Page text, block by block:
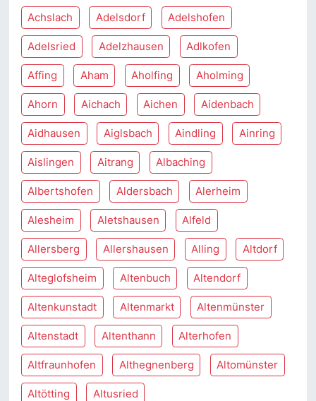
Achslach Adelsdorf Adelshofen
Adelsried Adelzhausen Adlkofen
Affing Aham Aholfing Aholming
Ahorn Aichach Aichen Aidenbach
Aidhausen Aiglsbach Aindling Ainring
Aislingen Aitrang Albaching
Albertshofen Aldersbach Alerheim
Alesheim Aletshausen Alfeld
Allersberg Allershausen Alling Altdorf
Alteglofsheim Altenbuch Altendorf
Altenkunstadt Altenmarkt Altenmünster
Altenstadt Altenthann Alterhofen
Altfraunhofen Althegnenberg Altomünster
Altötting Altusried